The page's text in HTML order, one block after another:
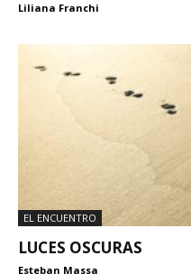
Liliana Franchi
EL ENCUENTRO
LUCES OSCURAS
Esteban Massa